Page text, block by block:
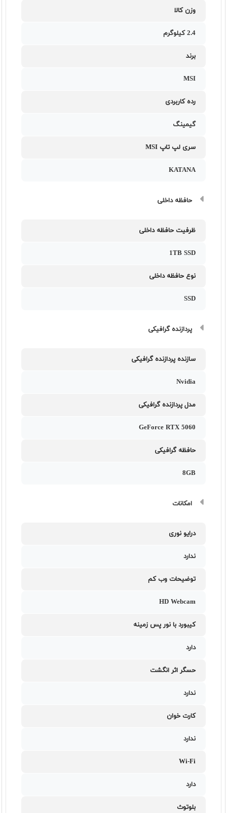
وزن کالا
2.4 کیلوگرم
برند
MSI
رده کاربردی
گیمینگ
سری لپ تاپ MSI
KATANA
حافظه داخلی
ظرفیت حافظه داخلی
1TB SSD
نوع حافظه داخلی
SSD
پردازنده گرافیکی
سازنده پردازنده گرافیکی
Nvidia
مدل پردازنده گرافیکی
GeForce RTX 5060
حافظه گرافیکی
8GB
امکانات
درایو نوری
ندارد
توضیحات وب کم
HD Webcam
کیبورد با نور پس زمینه
دارد
حسگر اثر انگشت
ندارد
کارت خوان
ندارد
Wi-Fi
دارد
بلوتوث